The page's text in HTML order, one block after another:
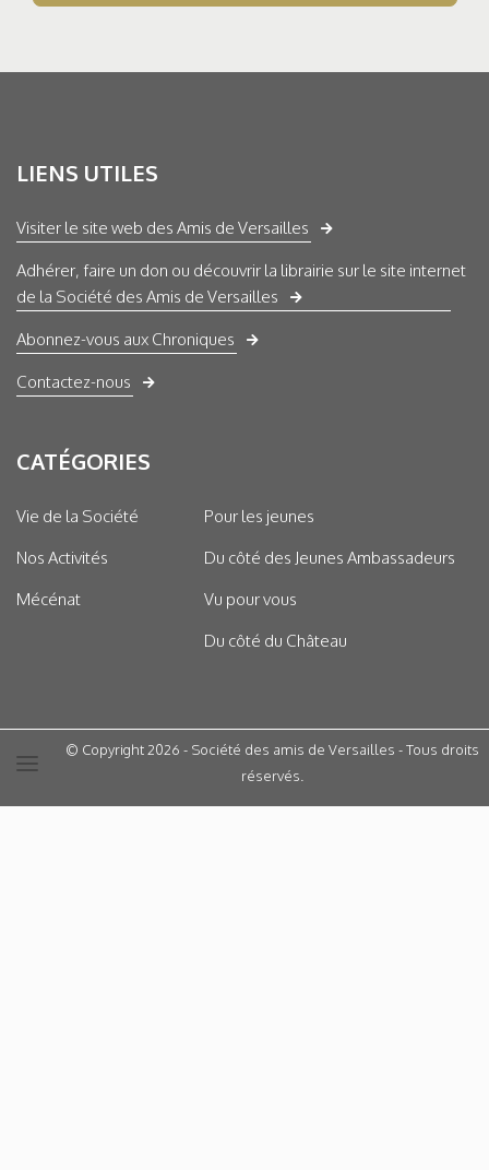
LIENS UTILES
Visiter le site web des Amis de Versailles
Adhérer, faire un don ou découvrir la librairie sur le site internet
de la Société des Amis de Versailles
Abonnez-vous aux Chroniques
Contactez-nous
CATÉGORIES
Vie de la Société
Nos Activités
Mécénat
Pour les jeunes
Du côté des Jeunes Ambassadeurs
Vu pour vous
Du côté du Château
© Copyright 2026 - Société des amis de Versailles - Tous droits
réservés.